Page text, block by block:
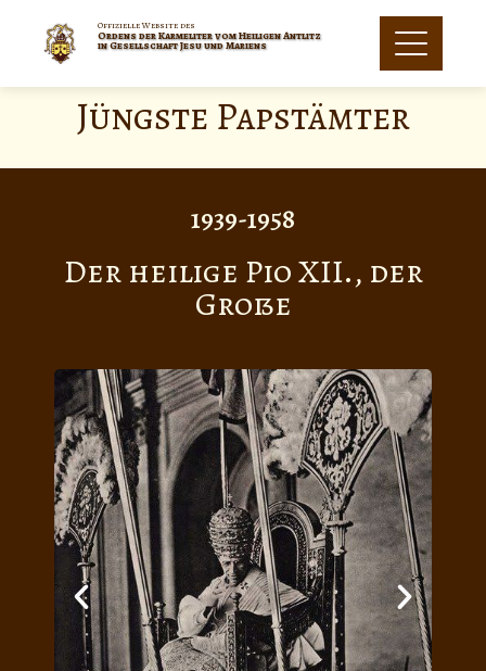
Offizielle Website des
Ordens der Karmeliter vom Heiligen Antlitz
in Gesellschaft Jesu und Mariens
Jüngste Papstämter
1939-1958
Der heilige Pio XII., der
Große